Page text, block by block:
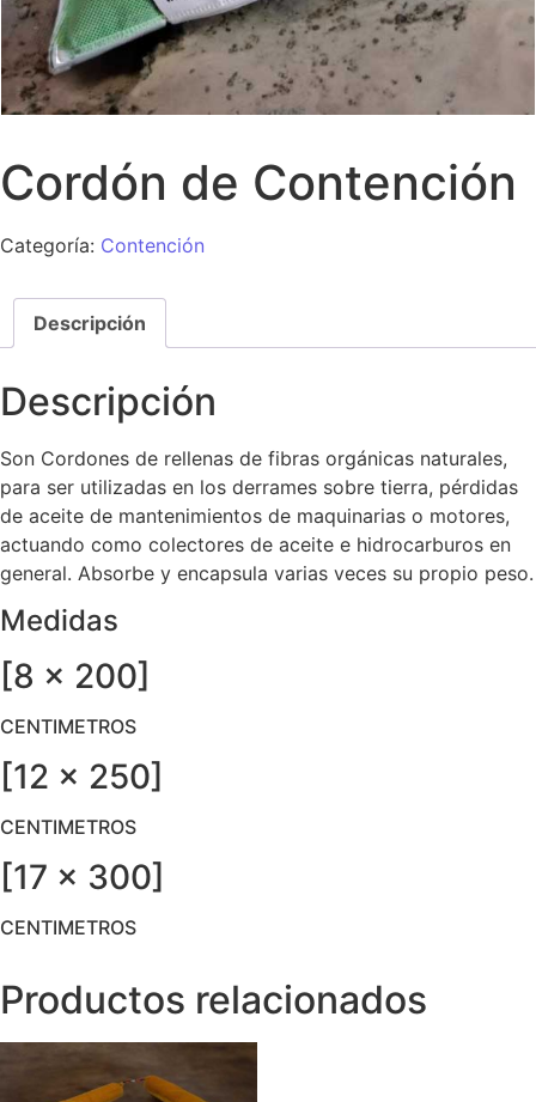
Cordón de Contención
Categoría: Contención
Descripción
Descripción
Son Cordones de rellenas de fibras orgánicas naturales,
para ser utilizadas en los derrames sobre tierra, pérdidas
de aceite de mantenimientos de maquinarias o motores,
actuando como colectores de aceite e hidrocarburos en
general. Absorbe y encapsula varias veces su propio peso.
Medidas
[8 x 200]
CENTIMETROS
[12 x 250]
CENTIMETROS
[17 x 300]
CENTIMETROS
Productos relacionados